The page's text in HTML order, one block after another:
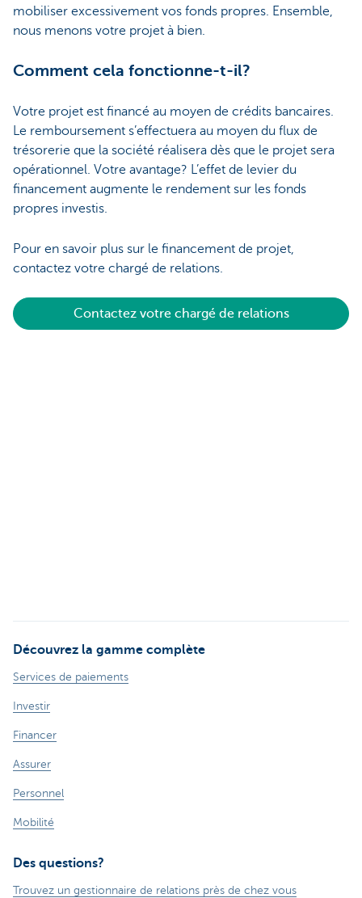
mobiliser excessivement vos fonds propres. Ensemble,
nous menons votre projet à bien.
Comment cela fonctionne-t-il?
Votre projet est financé au moyen de crédits bancaires.
Le remboursement s’effectuera au moyen du flux de
trésorerie que la société réalisera dès que le projet sera
opérationnel. Votre avantage? L’effet de levier du
financement augmente le rendement sur les fonds
propres investis.
Pour en savoir plus sur le financement de projet,
contactez votre chargé de relations.
Contactez votre chargé de relations
Découvrez la gamme complète
Services de paiements
Investir
Financer
Assurer
Personnel
Mobilité
Des questions?
Trouvez un gestionnaire de relations près de chez vous